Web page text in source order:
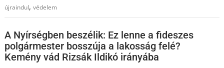
újraindul,védelem
A Nyírségben beszélik: Ez lenne a fideszes
polgármester bosszúja a lakosság felé?
Kemény vád Rizsák Ildikó irányába